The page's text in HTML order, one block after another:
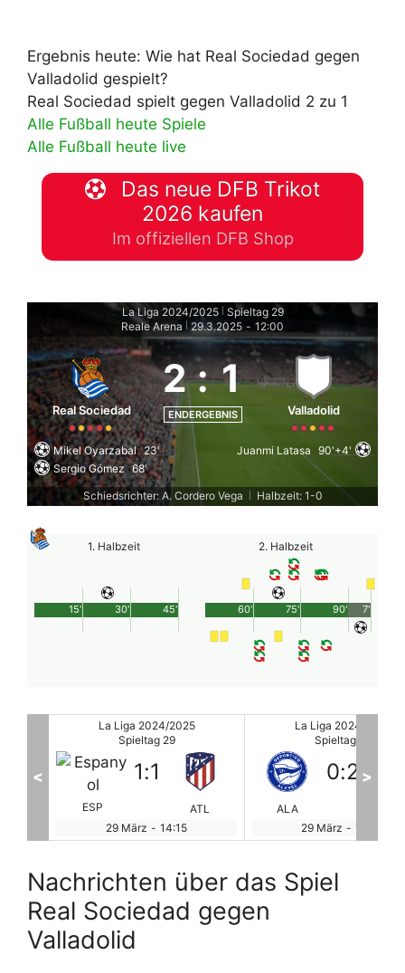
Ergebnis heute: Wie hat Real Sociedad gegen
Valladolid gespielt?
Real Sociedad spielt gegen Valladolid 2 zu 1
Alle Fußball heute Spiele
Alle Fußball heute live
Das neue DFB Trikot
2026 kaufen
Im offiziellen DFB Shop
La Liga 2024/2025
Spieltag 29
Reale Arena
29.3.2025 - 12:00
Real Sociedad
2 : 1
ENDERGEBNIS Valladolid
Mikel Oyarzabal 23'
Sergio Gómez 68'
Juanmi Latasa 90'+4'
Schiedsrichter: A. Cordero Vega Halbzeit: 1-0
1. Halbzeit
45'
15' 30'
2. Halbzeit
90'
60' 75' 7'
La Liga 2024/2025
Spieltag 29
ALA
0:2
RAY
29 März - 16:30
La Liga 2024/2025
Spieltag 29
REAL
3:2
29 März - 19:00
< >
Nachrichten über das Spiel
Real Sociedad gegen
Valladolid